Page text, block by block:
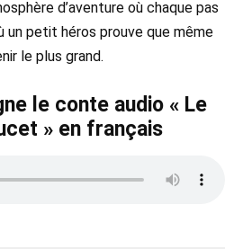
d’aventure où chaque pas
petit héros prouve que même
le plus grand.
le conte audio « Le
» en français